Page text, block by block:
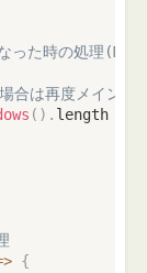
た時の処理(Mac
は再度メインウ
( ) . length
{